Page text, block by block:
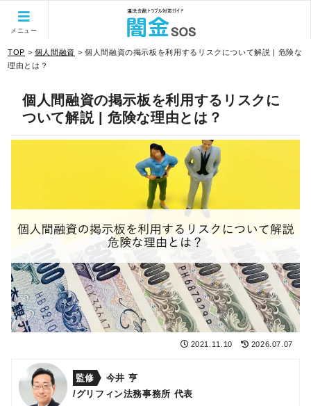
当サイトはPRを含みます。
TOP > 個人間融資 > 個人間融資の掲示板を利用するリスクについて解説 | 危険な
理由とは？
個人間融資の掲示板を利用するリスクに
ついて解説 | 危険な理由とは？
2021.11.10 2026.07.07
監修
今井 亨
/グリフィン法務事務所 代表
メニュー